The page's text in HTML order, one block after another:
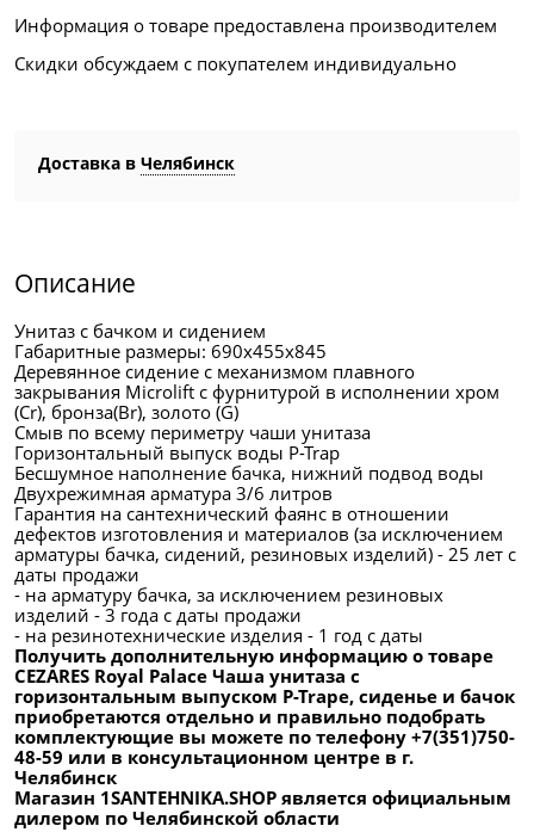
Информация о товаре предоставлена производителем
Скидки обсуждаем с покупателем индивидуально
Доставка в Челябинск
Описание
Унитаз с бачком и сидением
Габаритные размеры: 690х455х845
Деревянное сидение с механизмом плавного
закрывания Microlift с фурнитурой в исполнении хром
(Cr), бронза(Br), золото (G)
Смыв по всему периметру чаши унитаза
Горизонтальный выпуск воды P-Trap
Бесшумное наполнение бачка, нижний подвод воды
Двухрежимная арматура 3/6 литров
Гарантия на сантехнический фаянс в отношении
дефектов изготовления и материалов (за исключением
арматуры бачка, сидений, резиновых изделий) - 25 лет с
даты продажи
- на арматуру бачка, за исключением резиновых
изделий - 3 года с даты продажи
- на резинотехнические изделия - 1 год с даты
Получить дополнительную информацию о товаре
CEZARES Royal Palace Чаша унитаза с
горизонтальным выпуском P-Trape, сиденье и бачок
приобретаются отдельно и правильно подобрать
комплектующие вы можете по телефону +7(351)750-
48-59 или в консультационном центре в г.
Челябинск
Магазин 1SANTEHNIKA.SHOP является официальным
дилером по Челябинской области